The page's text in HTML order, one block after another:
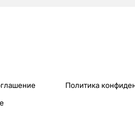
Политика